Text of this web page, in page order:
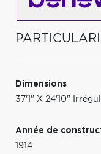
Dimensions
37'1" X 24'10"
Année de
1914